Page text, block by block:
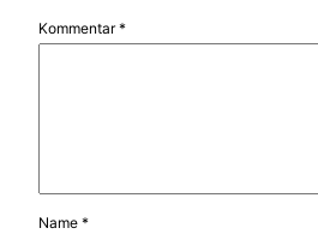
Kommentar*
Name *